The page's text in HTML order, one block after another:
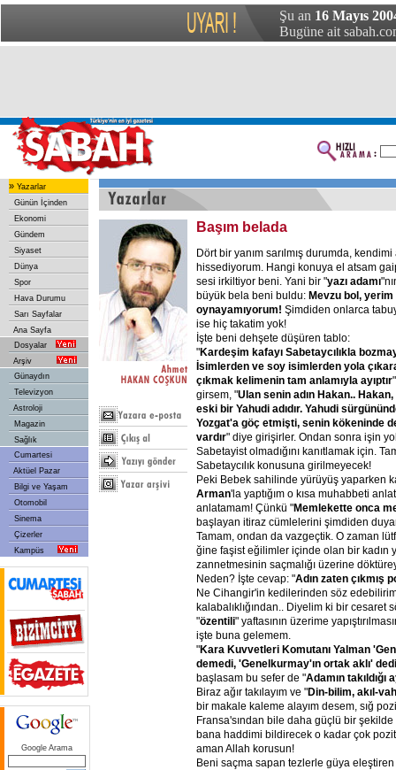
Şu an 16 Mayıs
Bugüne ait
» Yazarlar
Günün İçinden
Ekonomi
Gündem
Siyaset
Dünya
Spor
Hava Durumu
Sarı Sayfalar
Ana Sayfa
Dosyalar
Arşiv
Günaydın
Televizyon
Astroloji
Magazin
Sağlık
Cumartesi
Aktüel Pazar
Bilgi ve Yaşam
Otomobil
Sinema
Çizerler
Kampüs
Google Arama
Başım belada
Dört bir yanım sarılmış durumda, kendimi
hissediyorum. Hangi konuya el atsam
sesi irkiltiyor beni. Yani bir "yazı adamı
büyük bela beni buldu: Mevzu bol,
oynayamıyorum! Şimdiden onlarca
ise hiç takatim yok!
İşte beni dehşete düşüren tablo:
"Kardeşim kafayı Sabetaycılıkla
İsimlerden ve soy isimlerden yola
çıkmak kelimenin tam anlamıyla ayıptır
girsem, "Ulan senin adın Hakan..
eski bir Yahudi adıdır. Yahudi
Yozgat'a göç etmişti, senin kökeninde
vardır" diye girişirler. Ondan sonra işin
Sabetayist olmadığını kanıtlamak için.
Sabetaycılık konusuna girilmeyecek!
Peki Bebek sahilinde yürüyüş yaparken
Arman'la yaptığım o kısa muhabbeti
anlatamam! Çünkü "Memlekette onca
başlayan itiraz cümlelerini şimdiden
Tamam, ondan da vazgeçtik. O zaman
ğine faşist eğilimler içinde olan bir kadın
zannetmesinin saçmalığı üzerine
Neden? İşte cevap: "Adın zaten çıkmış
Ne Cihangir'in kedilerinden söz
kalabalıklığından.. Diyelim ki bir cesaret
"özentili" yaftasının üzerime
işte buna gelemem.
"Kara Kuvvetleri Komutanı Yalman
demedi, 'Genelkurmay'ın ortak aklı' dedi
başlasam bu sefer de "Adamın takıldığı
Biraz ağır takılayım ve "Din-bilim, akıl-
bir makale kaleme alayım desem, sığ
Fransa'sından bile daha güçlü bir şekilde
bana haddimi bildirecek o kadar çok
aman Allah korusun!
Beni saçma sapan tezlerle güya eleştiren